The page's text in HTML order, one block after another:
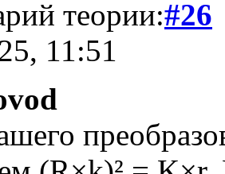
теории:#26
11:51